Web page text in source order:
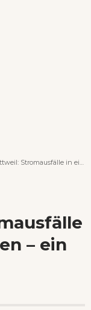
in einigen Gemeinden – ein Bagger war schuld
– ein